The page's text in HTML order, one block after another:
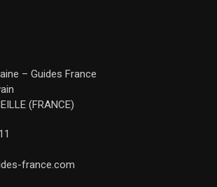
– Guides France
(FRANCE)
france.com